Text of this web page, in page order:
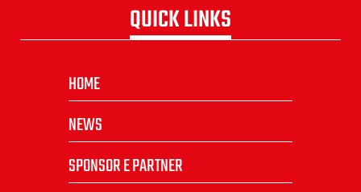
QUICK LINKS
HOME
NEWS
SPONSOR E PARTNER